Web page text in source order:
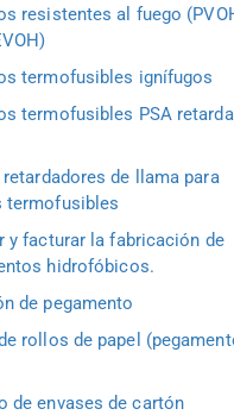
resistentes al fuego
termofusibles ignífugos
termofusibles PSA
de llama para
termofusibles
y facturar la fabricación de
hidrofóbicos.
de pegamento
rollos de papel
de envases de cartón